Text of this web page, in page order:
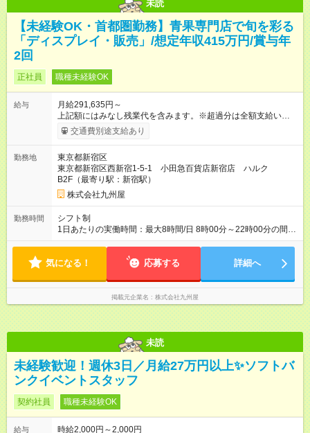
未読
【未経験OK・首都圏勤務】青果専門店で旬を彩る
「ディスプレイ・販売」/想定年収415万円/賞与年
2回
正社員 職種未経験OK
給与
月給291,635円～
上記額にはみなし残業代を含みます。※超過分は全額支給いたし
ます。 みなし残業代 72,135円／月 みなし残業時間 45時間／月
※経験・能力などを考慮の上、決定します。 （主任・副店長の
あり 試用期間の長さ：3ヶ月 雇用形態、給与は本採用時と同じ
です。
交通費別途支給あり
勤務地
東京都新宿区
東京都新宿区西新宿1-5-1 小田急百貨店新宿店 ハルク
B2F（最寄り駅：新宿駅）
株式会社九州屋
勤務時間
シフト制
1日あたりの実働時間：最大8時間/日 8時00分～22時00分の間で
実働8時間 休憩1時間 （月平均所定労働時間171.3時間） ※店舗
す）
気になる！ 応募する 詳細へ
掲載元企業名 株式会社九州屋
未読
未経験歓迎！週休3日／月給27万円以上✨ソフトバ
ンクイベントスタッフ
契約社員 職種未経験OK
給与 時給2,000円～2,000円